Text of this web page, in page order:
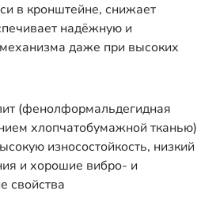
в кронштейне, снижает
надёжную и
даже при высоких
(фенолформальдегидная
хлопчатобумажной тканью)
износостойкость, низкий
и хорошие вибро- и
свойства